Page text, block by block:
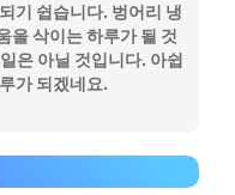
기 쉽습니다. 벙어리 냉
을 삭이는 하루가 될 것
은 아닐 것입니다. 아쉽
가 되겠네요.